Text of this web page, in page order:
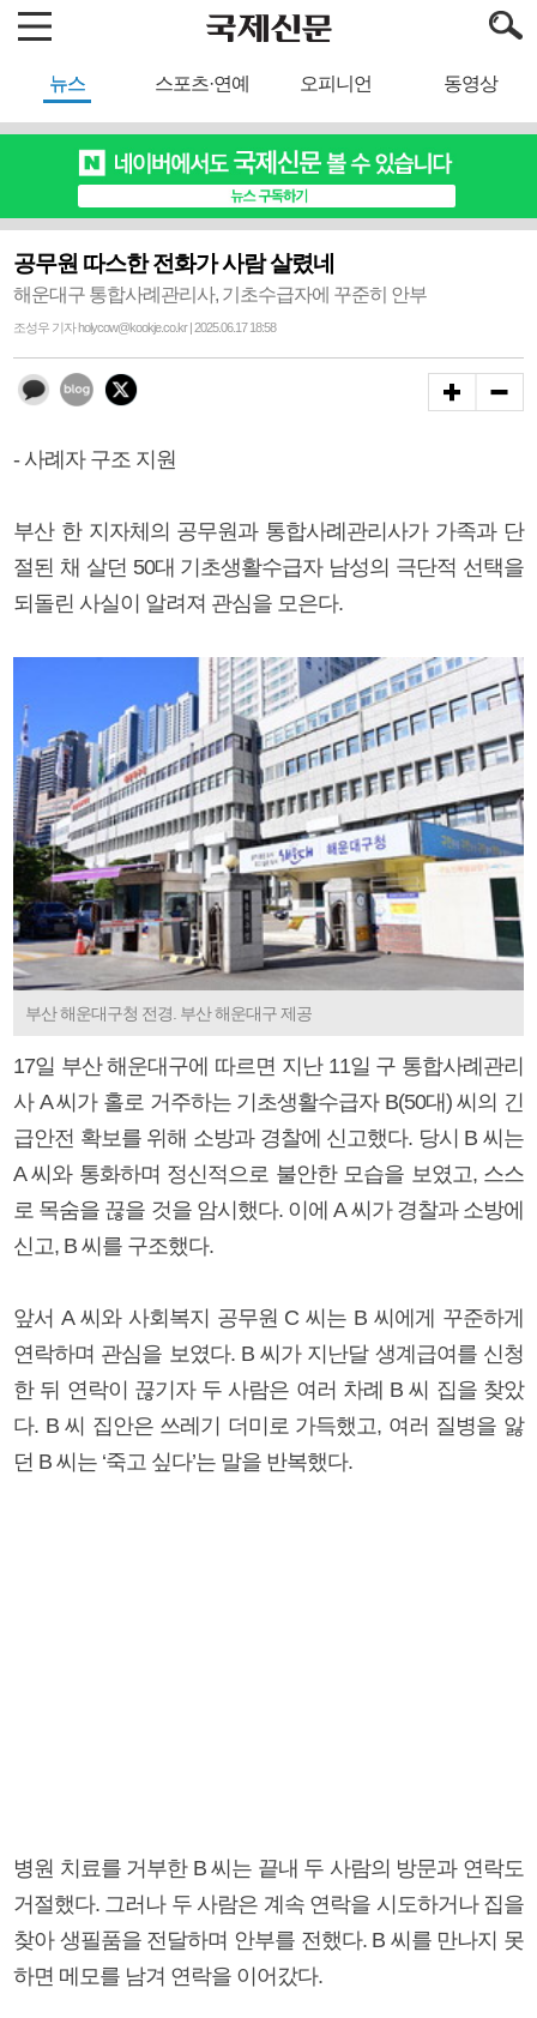
뉴스 스포츠·연예 오피니언 동영상
공무원 따스한 전화가 사람 살렸네
해운대구 통합사례관리사, 기초수급자에 꾸준히 안부
조성우 기자 holycow@kookje.co.kr | 2025.06.17 18:58
- 사례자 구조 지원
부산 한 지자체의 공무원과 통합사례관리사가 가족과 단
절된 채 살던 50대 기초생활수급자 남성의 극단적 선택을
되돌린 사실이 알려져 관심을 모은다.
부산 해운대구청 전경. 부산 해운대구 제공
17일 부산 해운대구에 따르면 지난 11일 구 통합사례관리
사 A 씨가 홀로 거주하는 기초생활수급자 B(50대) 씨의 긴
급안전 확보를 위해 소방과 경찰에 신고했다. 당시 B 씨는
A 씨와 통화하며 정신적으로 불안한 모습을 보였고, 스스
로 목숨을 끊을 것을 암시했다. 이에 A 씨가 경찰과 소방에
신고, B 씨를 구조했다.
앞서 A 씨와 사회복지 공무원 C 씨는 B 씨에게 꾸준하게
연락하며 관심을 보였다. B 씨가 지난달 생계급여를 신청
한 뒤 연락이 끊기자 두 사람은 여러 차례 B 씨 집을 찾았
다. B 씨 집안은 쓰레기 더미로 가득했고, 여러 질병을 앓
던 B 씨는 ‘죽고 싶다’는 말을 반복했다.
병원 치료를 거부한 B 씨는 끝내 두 사람의 방문과 연락도
거절했다. 그러나 두 사람은 계속 연락을 시도하거나 집을
찾아 생필품을 전달하며 안부를 전했다. B 씨를 만나지 못
하면 메모를 남겨 연락을 이어갔다.